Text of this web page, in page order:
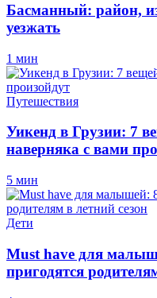
Басманный: район,
уезжать
1 мин
Путешествия
Уикенд в Грузии: 7
наверняка с вами
5 мин
Дети
Must have для
пригодятся